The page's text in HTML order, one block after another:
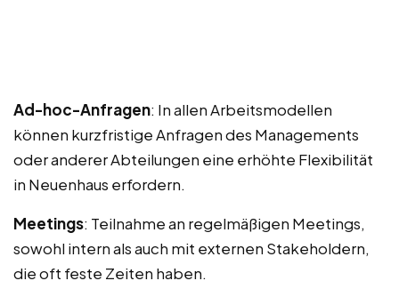
Ad-hoc-Anfragen: In allen Arbeitsmodellen
können kurzfristige Anfragen des Managements
oder anderer Abteilungen eine erhöhte Flexibilität
in Neuenhaus erfordern.
Meetings: Teilnahme an regelmäßigen Meetings,
sowohl intern als auch mit externen Stakeholdern,
die oft feste Zeiten haben.